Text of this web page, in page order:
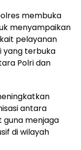
membuka
menyampaikan
pelayanan
yang terbuka
Polri dan
antara
menjaga
di wilayah